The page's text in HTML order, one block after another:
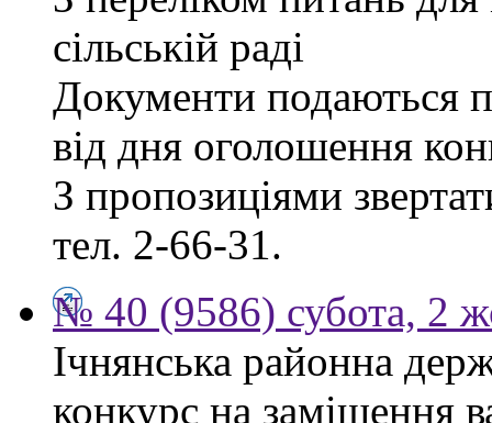
сільській раді
Документи подаються
від дня оголошення
З пропозиціями
тел. 2-66-31.
№ 40 (9586) субота, 2
Ічнянська районна
конкурс на заміщення